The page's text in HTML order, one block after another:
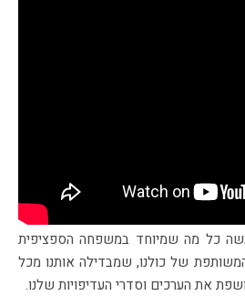
של כולנו, שמבדילה אותנו מכל
את הערכים וסדרי העדיפויות שלנו.